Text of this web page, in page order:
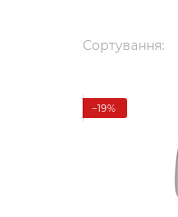
Сортування:
−19%